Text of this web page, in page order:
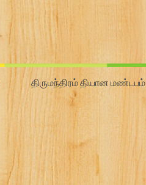
திருமந்திரம் தியான மண்டபம்